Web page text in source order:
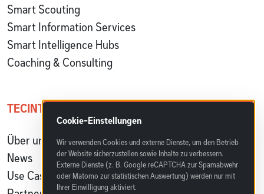
Smart Scouting
Smart Information Services
Smart Intelligence Hubs
Coaching & Consulting
TECINTELLI erleben
Über uns
News
Use Cases & Referenzen
Cookie-Einstellungen
Wir verwenden Cookies und externe Dienste, um den Betrieb
der Website sicherzustellen sowie Inhalte zu verbessern.
Externe Dienste (z. B. Google reCAPTCHA zur Spamabwehr
oder Matomo zur statistischen Auswertung) werden nur mit
Ihrer Einwilligung aktiviert.